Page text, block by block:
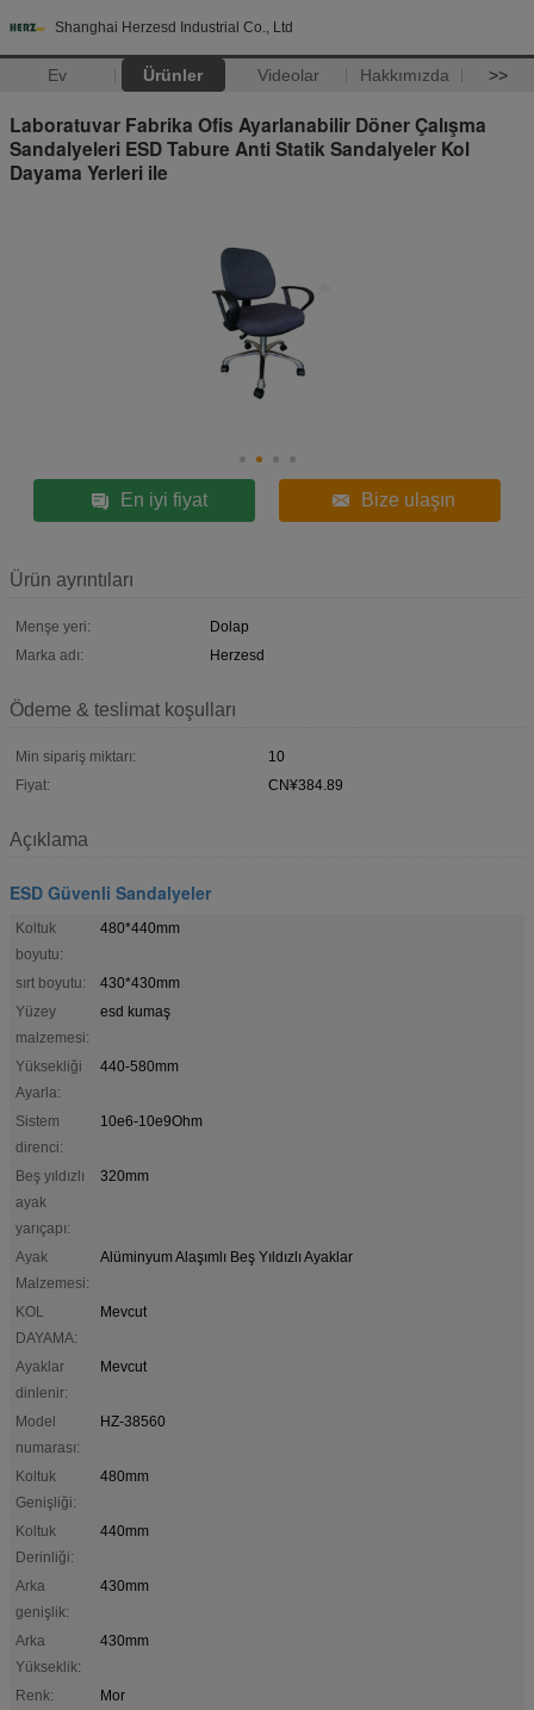
Shanghai Herzesd Industrial Co., Ltd
Ev Ürünler Videolar Hakkımızda >>
Laboratuvar Fabrika Ofis Ayarlanabilir Döner Çalışma
Sandalyeleri ESD Tabure Anti Statik Sandalyeler Kol
Dayama Yerleri ile
En iyi fiyat Bize ulaşın
Ürün ayrıntıları
Menşe yeri:
Dolap
Marka adı:
Herzesd
Ödeme & teslimat koşulları
Min sipariş miktarı:
10
Fiyat:
CN¥384.89
Açıklama
ESD Güvenli Sandalyeler
Koltuk
boyutu:
480*440mm
sırt boyutu:
430*430mm
Yüzey
malzemesi:
esd kumaş
Yüksekliği
Ayarla:
440-580mm
Sistem
direnci:
10e6-10e9Ohm
Beş yıldızlı
ayak
yarıçapı:
320mm
Ayak
Malzemesi:
Alüminyum Alaşımlı Beş Yıldızlı Ayaklar
KOL
DAYAMA:
Mevcut
Ayaklar
dinlenir:
Mevcut
Model
numarası:
HZ-38560
Koltuk
Genişliği:
480mm
Koltuk
Derinliği:
440mm
Arka
genişlik:
430mm
Arka
Yükseklik:
430mm
Renk:
Mor